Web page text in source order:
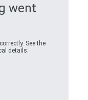
went
See the
details.